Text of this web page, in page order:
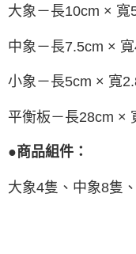
大象－長10cm × 寬
中象－長7.5cm ×
小象－長5cm × 寬
平衡板－長28cm ×
●商品組件：
大象4隻、中象8隻